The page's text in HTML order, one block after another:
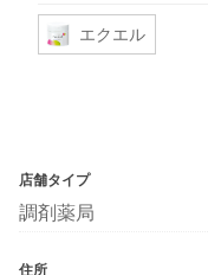
エクエル
店舗タイプ
調剤薬局
住所